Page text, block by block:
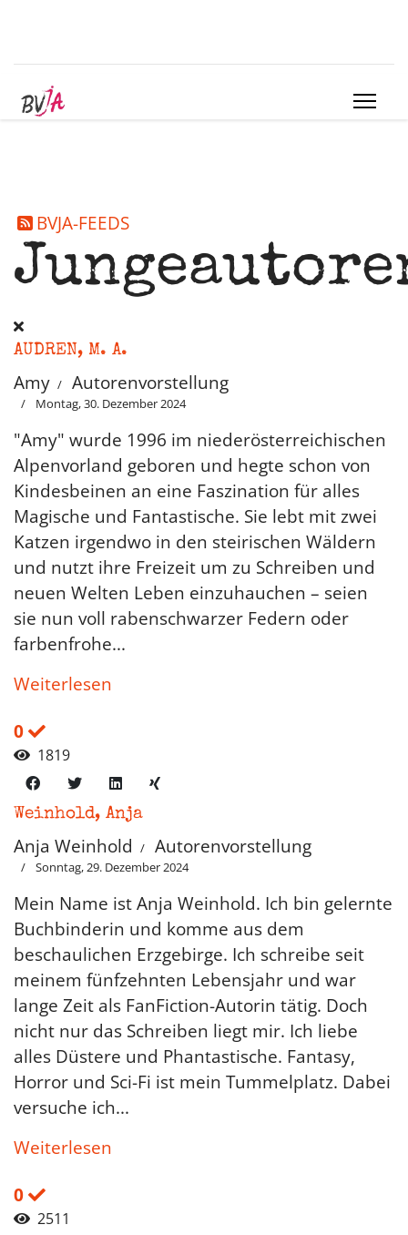
BVJA-FEEDS
AUDREN, M. A.
Amy Autorenvorstellung
Montag, 30. Dezember 2024
"Amy" wurde 1996 im niederösterreichischen
Alpenvorland geboren und hegte schon von
Kindesbeinen an eine Faszination für alles
Magische und Fantastische. Sie lebt mit zwei
Katzen irgendwo in den steirischen Wäldern
und nutzt ihre Freizeit um zu Schreiben und
neuen Welten Leben einzuhauchen – seien
sie nun voll rabenschwarzer Federn oder
farbenfrohe...
Weiterlesen
0
1819
Weinhold, Anja
Anja Weinhold Autorenvorstellung
Sonntag, 29. Dezember 2024
Mein Name ist Anja Weinhold. Ich bin gelernte
Buchbinderin und komme aus dem
beschaulichen Erzgebirge. Ich schreibe seit
meinem fünfzehnten Lebensjahr und war
lange Zeit als FanFiction-Autorin tätig. Doch
nicht nur das Schreiben liegt mir. Ich liebe
alles Düstere und Phantastische. Fantasy,
Horror und Sci-Fi ist mein Tummelplatz. Dabei
versuche ich...
Weiterlesen
0
2511